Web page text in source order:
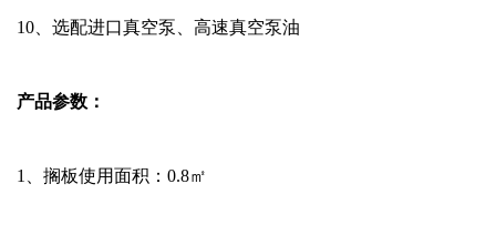
10、选配进口真空泵、高速真空泵油
产品参数：
1、搁板使用面积：0.8㎡